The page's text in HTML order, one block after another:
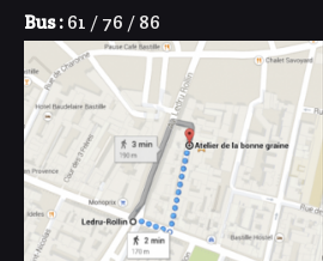
Bus :61 / 76 / 86